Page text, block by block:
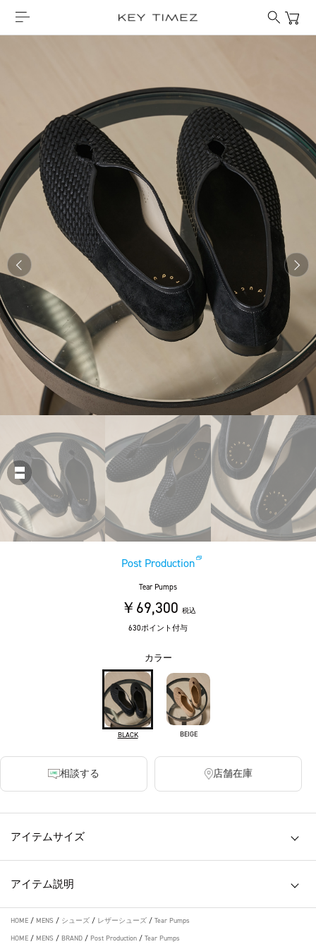
Post Production
Tear Pumps
￥69,300 税込
630ポイント付与
カラー
BLACK BEIGE
相談する 店舗在庫
アイテムサイズ
アイテム説明
HOME / MENS / シューズ / レザーシューズ / Tear Pumps
HOME / MENS / BRAND / Post Production / Tear Pumps